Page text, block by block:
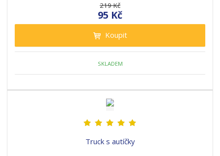
219 Kč
95 Kč
Koupit
SKLADEM
Truck s autíčky